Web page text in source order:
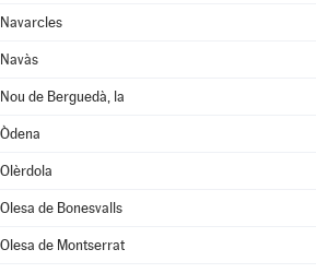
Navarcles
Navàs
Nou de Berguedà, la
Òdena
Olèrdola
Olesa de Bonesvalls
Olesa de Montserrat